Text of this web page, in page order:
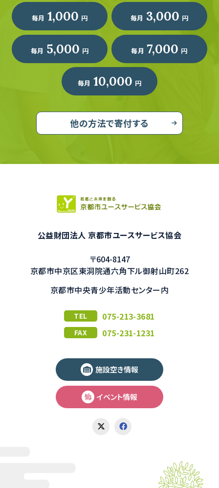
毎月 1,000 円 毎月 3,000 円
毎月 5,000 円 毎月 7,000 円
毎月 10,000 円
他の方法で寄付する
公益財団法人 京都市ユースサービス協会
〒604-8147
京都市中京区東洞院通六角下ル御射山町262
京都市中央青少年活動センター内
TEL 075-213-3681
FAX 075-231-1231
施設空き情報
イベント情報